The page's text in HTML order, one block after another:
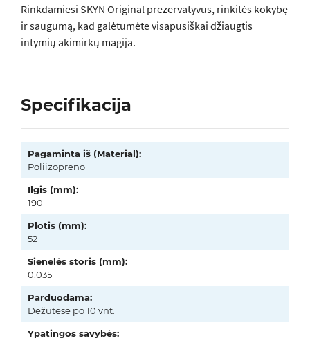
Rinkdamiesi SKYN Original prezervatyvus, rinkitės kokybę
ir saugumą, kad galėtumėte visapusiškai džiaugtis
intymių akimirkų magija.
Specifikacija
Pagaminta iš (Material):
Poliizopreno
Ilgis (mm):
190
Plotis (mm):
52
Sienelės storis (mm):
0.035
Parduodama:
Dėžutėse po 10 vnt.
Ypatingos savybės: